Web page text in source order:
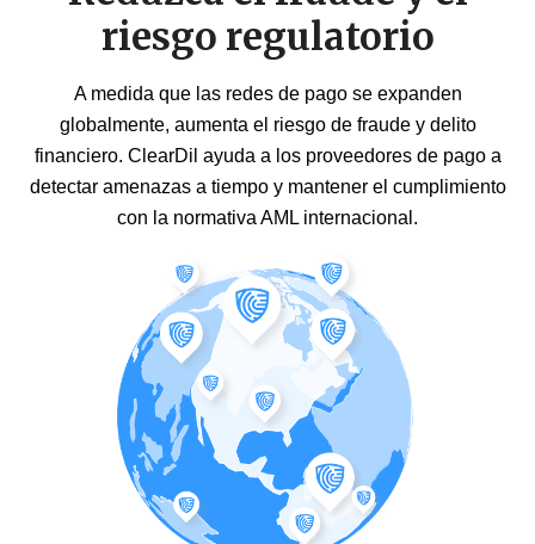
riesgo regulatorio
A medida que las redes de pago se expanden
globalmente, aumenta el riesgo de fraude y delito
financiero. ClearDil ayuda a los proveedores de pago a
detectar amenazas a tiempo y mantener el cumplimiento
con la normativa AML internacional.